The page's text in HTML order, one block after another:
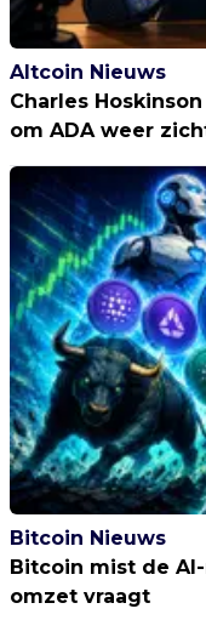
Altcoin Nieuws
Charles
om ADA weer
Bitcoin Nieuws
Bitcoin mist de
omzet vraagt